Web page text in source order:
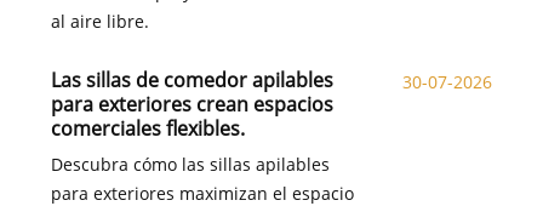
al aire libre.
Las sillas de comedor apilables
para exteriores crean espacios
comerciales flexibles.
Descubra cómo las sillas apilables
para exteriores maximizan el espacio
30-07-2026